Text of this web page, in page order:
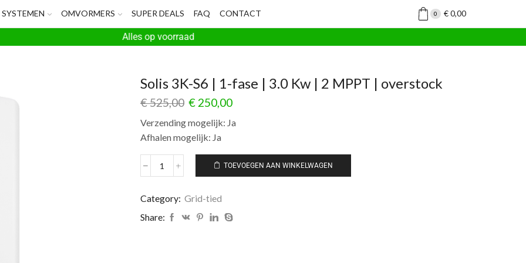
SYSTEMEN OMVORMERS SUPER DEALS FAQ CONTACT 0 €0,00
Alles op voorraad
Solis 3K-S6 | 1-fase | 3.0 Kw | 2 MPPT | overstock
€525,00 € 250,00
Verzending mogelijk: Ja
Afhalen mogelijk: Ja
TOEVOEGEN AAN WINKELWAGEN
Category: Grid-tied
Share: